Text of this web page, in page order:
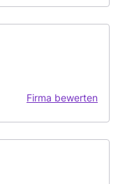
Firma bewerten